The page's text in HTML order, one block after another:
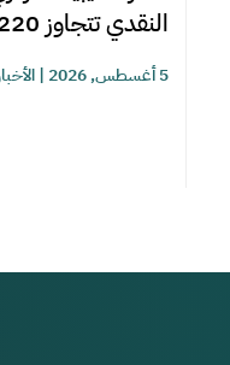
النقدي تتجاوز 220 مليوناً خلال أسبوع
5 أغسطس, 2026 |